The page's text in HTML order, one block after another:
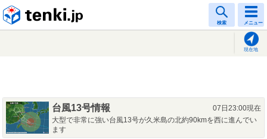
検索 メニュー
現在地
台風13号情報
07日23:00現在
大型で非常に強い台風13号が久米島の北約90kmを西に進んでい
ます